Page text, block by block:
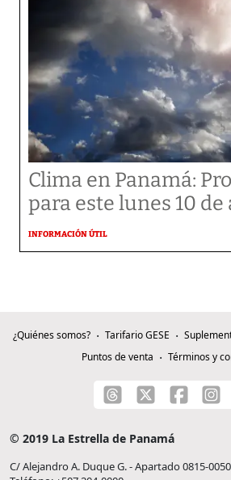
Clima en Panamá:
para este lunes 10 de
INFORMACIÓN ÚTIL
¿Quiénes somos? Tarifario GESE
Puntos de venta
Términos y
© 2019 La Estrella de Panamá
C/ Alejandro A. Duque G. - Apartado 0815-